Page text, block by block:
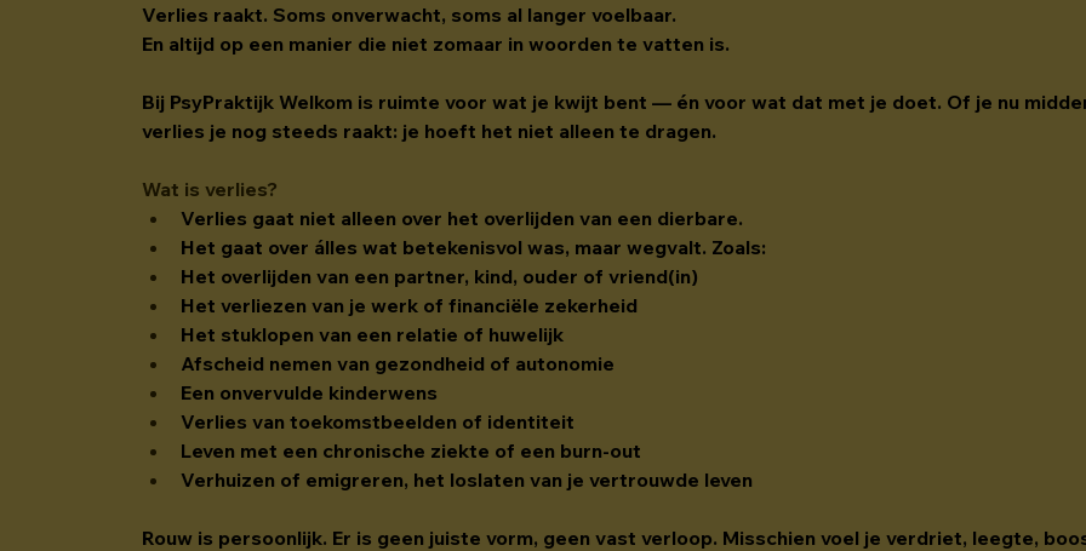
Verlies raakt. Soms onverwacht, soms al langer voelbaar.
En altijd op een manier die niet zomaar in woorden te vatten is.
Bij PsyPraktijk Welkom is ruimte voor wat je kwijt bent — én voor wat dat met je doet. Of je nu
verlies je nog steeds raakt: je hoeft het niet alleen te dragen.
Wat is verlies?
Verlies gaat niet alleen over het overlijden van een dierbare.
Het gaat over álles wat betekenisvol was, maar wegvalt. Zoals:
Het overlijden van een partner, kind, ouder of vriend(in)
Het verliezen van je werk of financiële zekerheid
Het stuklopen van een relatie of huwelijk
Afscheid nemen van gezondheid of autonomie
Een onvervulde kinderwens
Verlies van toekomstbeelden of identiteit
Leven met een chronische ziekte of een burn-out
Verhuizen of emigreren, het loslaten van je vertrouwde leven
Rouw is persoonlijk. Er is geen juiste vorm, geen vast verloop. Misschien voel je verdriet, leegte,